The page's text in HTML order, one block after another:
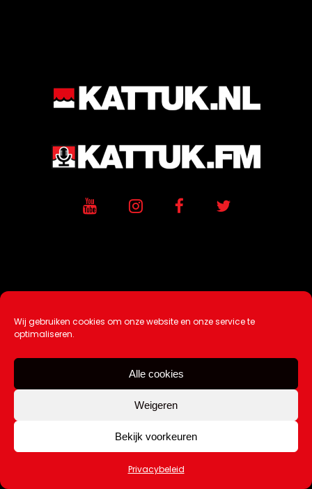
Wij gebruiken cookies om onze website en onze service te
optimaliseren.
Alle cookies
Weigeren
Bekijk voorkeuren
Privacybeleid
Ontwikkeling / Hosting door
Disclaimer |Over Ons |Tip de redactie|
Contact
Copyright Kattuk.nl 2003-2026